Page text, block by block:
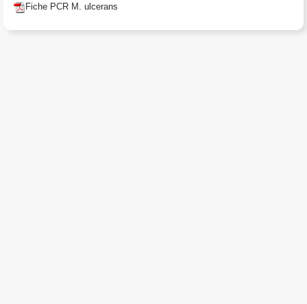
Fiche PCR M. ulcerans